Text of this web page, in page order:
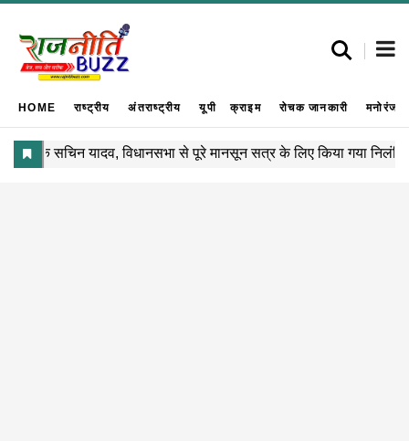
HOME राष्ट्रीय अंतराष्ट्रीय यूपी क्राइम रोचक जानकारी मनोरंजन